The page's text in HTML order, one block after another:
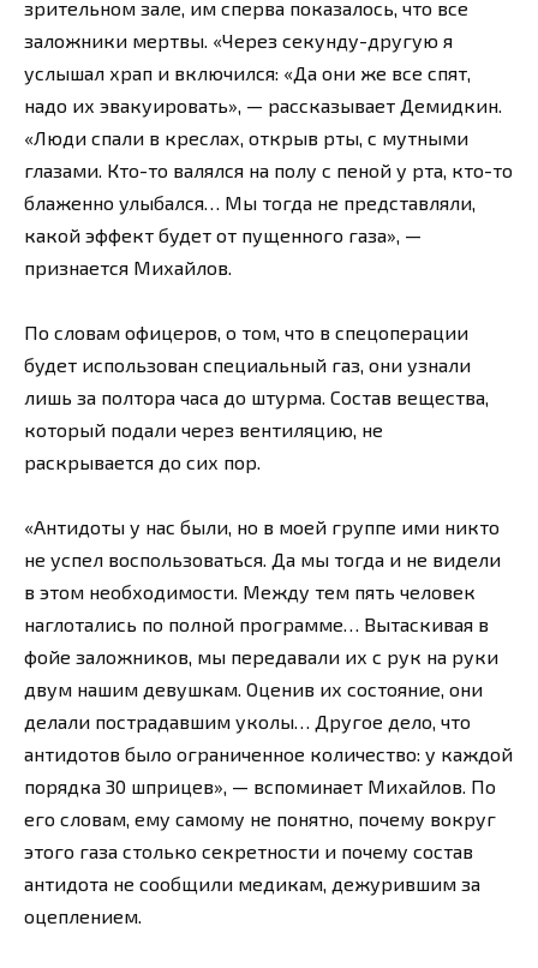
зрительном зале, им сперва показалось, что все
заложники мертвы. «Через секунду-другую я
услышал храп и включился: «Да они же все спят,
надо их эвакуировать», — рассказывает Демидкин.
«Люди спали в креслах, открыв рты, с мутными
глазами. Кто-то валялся на полу с пеной у рта, кто-то
блаженно улыбался… Мы тогда не представляли,
какой эффект будет от пущенного газа», —
признается Михайлов.
По словам офицеров, о том, что в спецоперации
будет использован специальный газ, они узнали
лишь за полтора часа до штурма. Состав вещества,
который подали через вентиляцию, не
раскрывается до сих пор.
«Антидоты у нас были, но в моей группе ими никто
не успел воспользоваться. Да мы тогда и не видели
в этом необходимости. Между тем пять человек
наглотались по полной программе… Вытаскивая в
фойе заложников, мы передавали их с рук на руки
двум нашим девушкам. Оценив их состояние, они
делали пострадавшим уколы… Другое дело, что
антидотов было ограниченное количество: у каждой
порядка 30 шприцев», — вспоминает Михайлов. По
его словам, ему самому не понятно, почему вокруг
этого газа столько секретности и почему состав
антидота не сообщили медикам, дежурившим за
оцеплением.